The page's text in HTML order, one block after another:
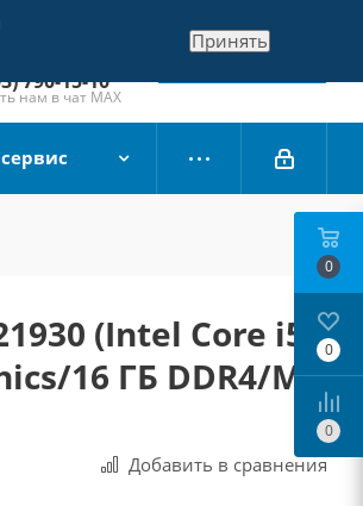
790-15-10
790-15-10
нам в чат MAX
Заказать звонок
(Intel Core i5-
16 ГБ DDR4/M2
Добавить в сравнения
0
0
0
Принять